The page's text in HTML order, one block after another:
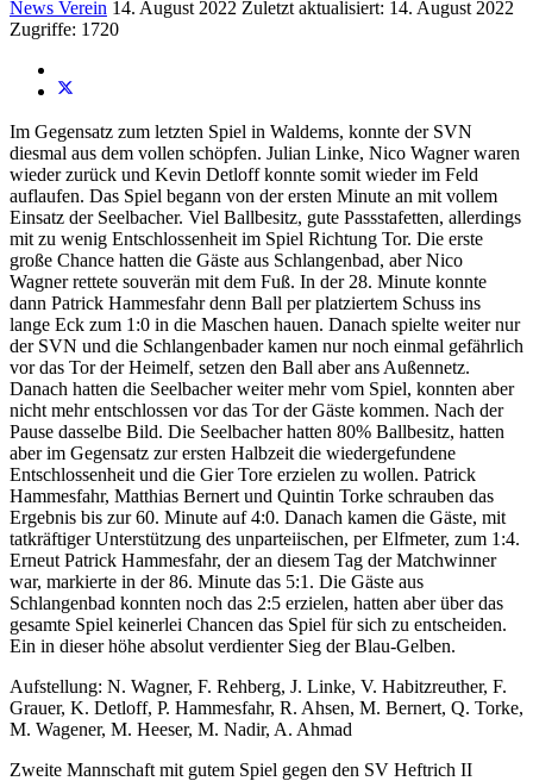
News Verein 14. August 2022 Zuletzt aktualisiert: 14. August 2022
Zugriffe: 1720
Im Gegensatz zum letzten Spiel in Waldems, konnte der SVN
diesmal aus dem vollen schöpfen. Julian Linke, Nico Wagner waren
wieder zurück und Kevin Detloff konnte somit wieder im Feld
auflaufen. Das Spiel begann von der ersten Minute an mit vollem
Einsatz der Seelbacher. Viel Ballbesitz, gute Passstafetten, allerdings
mit zu wenig Entschlossenheit im Spiel Richtung Tor. Die erste
große Chance hatten die Gäste aus Schlangenbad, aber Nico
Wagner rettete souverän mit dem Fuß. In der 28. Minute konnte
dann Patrick Hammesfahr denn Ball per platziertem Schuss ins
lange Eck zum 1:0 in die Maschen hauen. Danach spielte weiter nur
der SVN und die Schlangenbader kamen nur noch einmal gefährlich
vor das Tor der Heimelf, setzen den Ball aber ans Außennetz.
Danach hatten die Seelbacher weiter mehr vom Spiel, konnten aber
nicht mehr entschlossen vor das Tor der Gäste kommen. Nach der
Pause dasselbe Bild. Die Seelbacher hatten 80% Ballbesitz, hatten
aber im Gegensatz zur ersten Halbzeit die wiedergefundene
Entschlossenheit und die Gier Tore erzielen zu wollen. Patrick
Hammesfahr, Matthias Bernert und Quintin Torke schrauben das
Ergebnis bis zur 60. Minute auf 4:0. Danach kamen die Gäste, mit
tatkräftiger Unterstützung des unparteiischen, per Elfmeter, zum 1:4.
Erneut Patrick Hammesfahr, der an diesem Tag der Matchwinner
war, markierte in der 86. Minute das 5:1. Die Gäste aus
Schlangenbad konnten noch das 2:5 erzielen, hatten aber über das
gesamte Spiel keinerlei Chancen das Spiel für sich zu entscheiden.
Ein in dieser höhe absolut verdienter Sieg der Blau-Gelben.
Aufstellung: N. Wagner, F. Rehberg, J. Linke, V. Habitzreuther, F.
Grauer, K. Detloff, P. Hammesfahr, R. Ahsen, M. Bernert, Q. Torke,
M. Wagener, M. Heeser, M. Nadir, A. Ahmad
Zweite Mannschaft mit gutem Spiel gegen den SV Heftrich II